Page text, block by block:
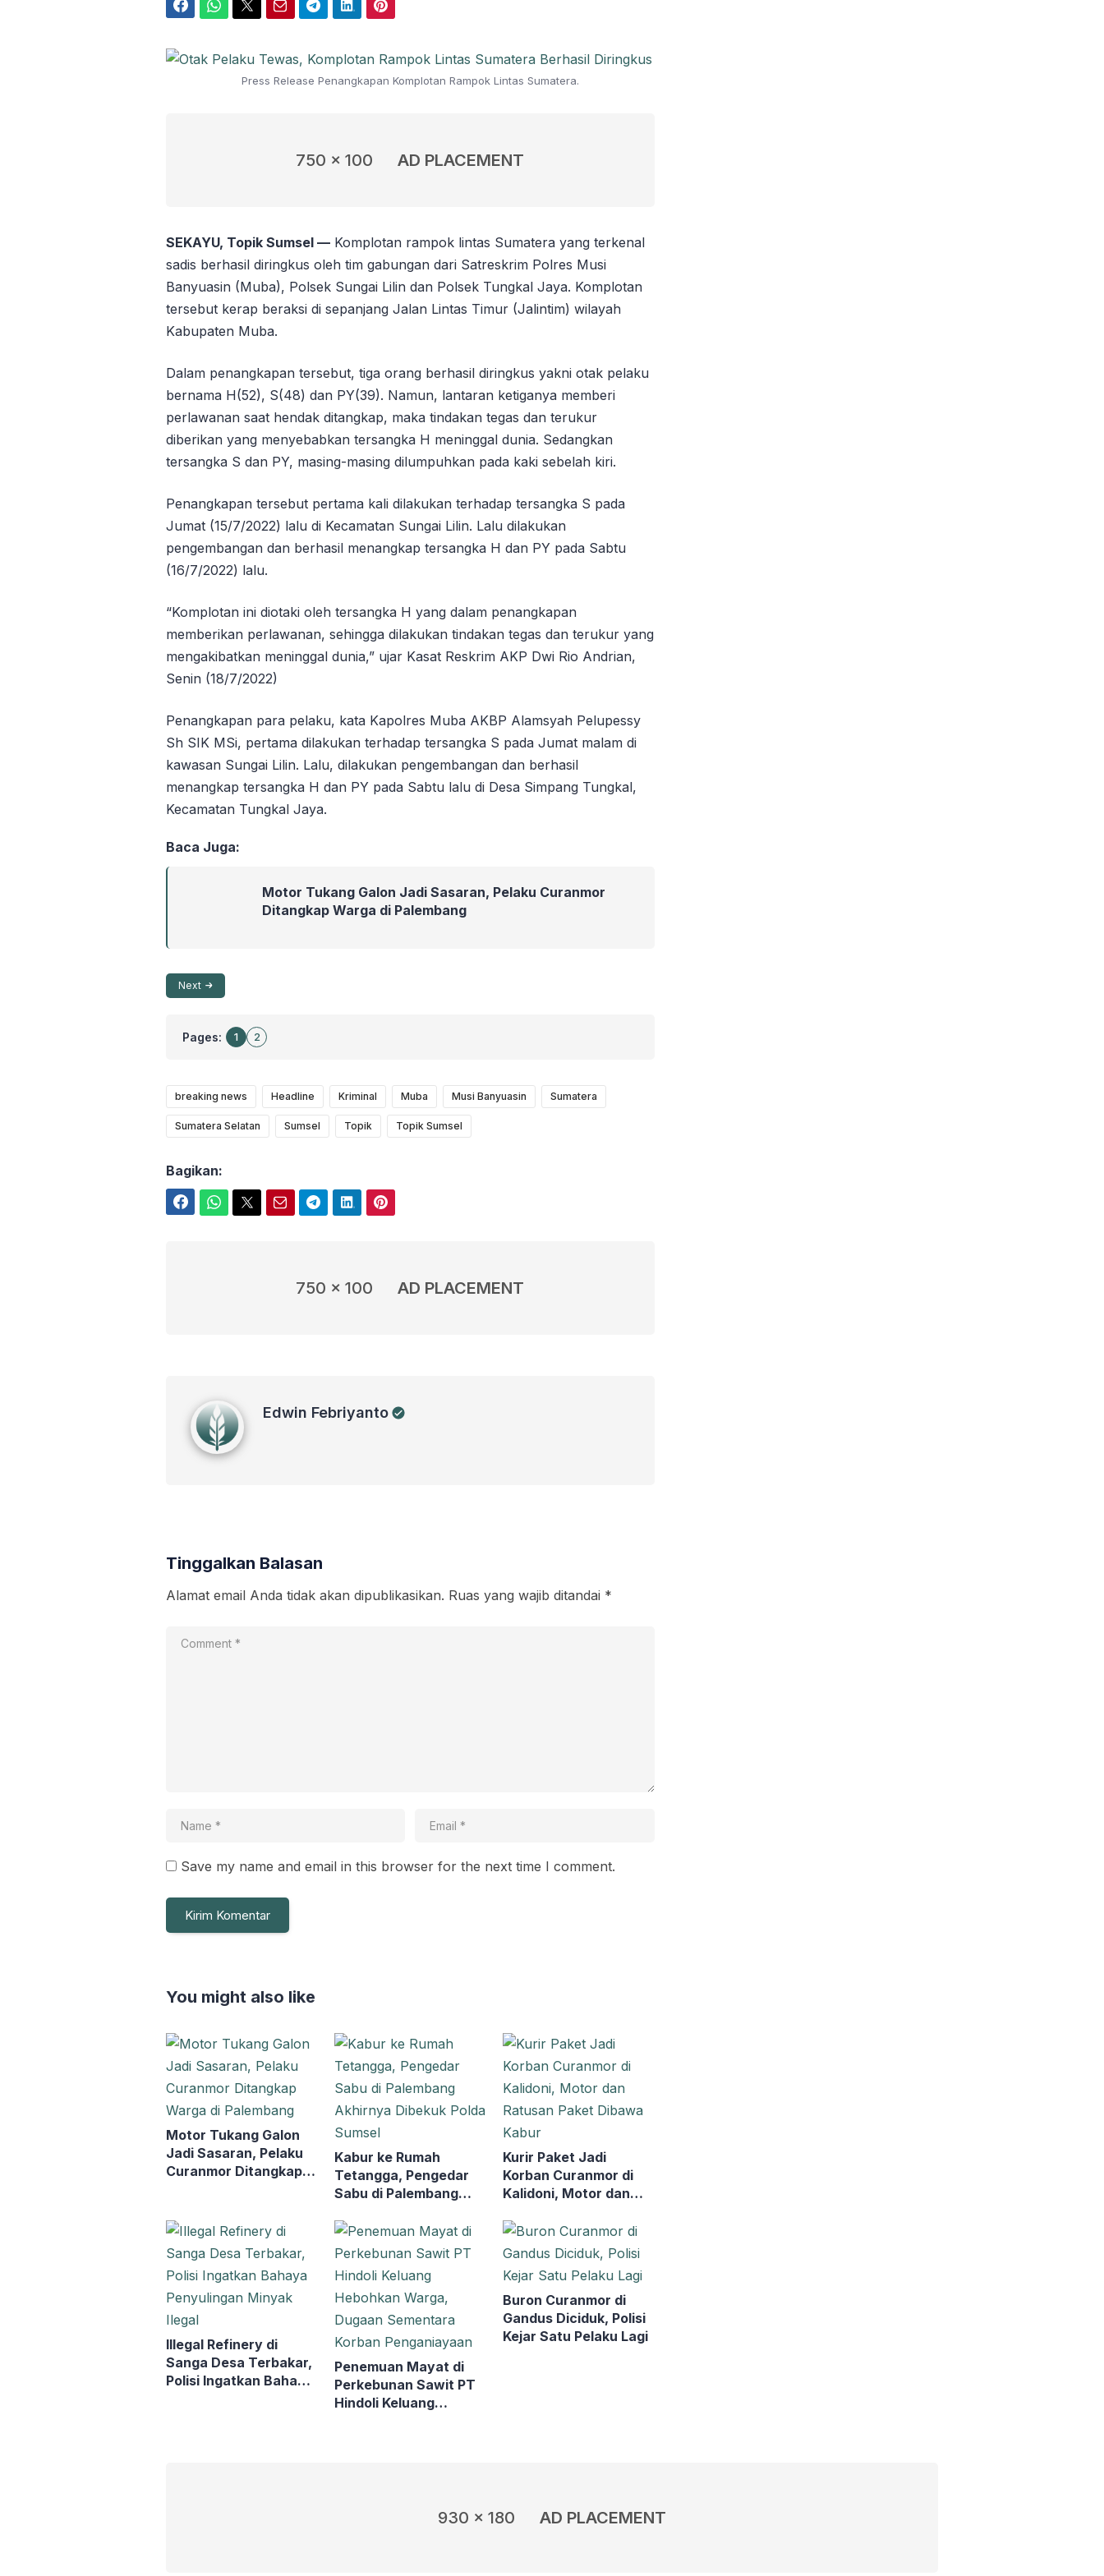
Press Release Penangkapan Komplotan Rampok Lintas Sumatera.
750 x 100 AD PLACEMENT
SEKAYU, Topik Sumsel — Komplotan rampok lintas Sumatera yang terkenal
sadis berhasil diringkus oleh tim gabungan dari Satreskrim Polres Musi
Banyuasin (Muba), Polsek Sungai Lilin dan Polsek Tungkal Jaya. Komplotan
tersebut kerap beraksi di sepanjang Jalan Lintas Timur (Jalintim) wilayah
Kabupaten Muba.
Dalam penangkapan tersebut, tiga orang berhasil diringkus yakni otak pelaku
bernama H(52), S(48) dan PY(39). Namun, lantaran ketiganya memberi
perlawanan saat hendak ditangkap, maka tindakan tegas dan terukur
diberikan yang menyebabkan tersangka H meninggal dunia. Sedangkan
tersangka S dan PY, masing-masing dilumpuhkan pada kaki sebelah kiri.
Penangkapan tersebut pertama kali dilakukan terhadap tersangka S pada
Jumat (15/7/2022) lalu di Kecamatan Sungai Lilin. Lalu dilakukan
pengembangan dan berhasil menangkap tersangka H dan PY pada Sabtu
(16/7/2022) lalu.
“Komplotan ini diotaki oleh tersangka H yang dalam penangkapan
memberikan perlawanan, sehingga dilakukan tindakan tegas dan terukur yang
mengakibatkan meninggal dunia,” ujar Kasat Reskrim AKP Dwi Rio Andrian,
Senin (18/7/2022)
Penangkapan para pelaku, kata Kapolres Muba AKBP Alamsyah Pelupessy
Sh SIK MSi, pertama dilakukan terhadap tersangka S pada Jumat malam di
kawasan Sungai Lilin. Lalu, dilakukan pengembangan dan berhasil
menangkap tersangka H dan PY pada Sabtu lalu di Desa Simpang Tungkal,
Kecamatan Tungkal Jaya.
Baca Juga:
Motor Tukang Galon Jadi Sasaran, Pelaku Curanmor
Ditangkap Warga di Palembang
Next
Pages: 1 2
breaking news Headline Kriminal Muba Musi Banyuasin Sumatera
Sumatera Selatan Sumsel Topik Topik Sumsel
Bagikan:
750 x 100 AD PLACEMENT
Edwin Febriyanto
Tinggalkan Balasan
Alamat email Anda tidak akan dipublikasikan. Ruas yang wajib ditandai *
Save my name and email in this browser for the next time I comment.
You might also like
Motor Tukang Galon
Jadi Sasaran, Pelaku
Curanmor Ditangkap
Kabur ke Rumah
Tetangga, Pengedar
Sabu di Palembang
Polda Sumsel
Kurir Paket Jadi
Korban Curanmor di
Kalidoni, Motor dan
Kabur
Illegal Refinery di
Sanga Desa Terbakar,
Polisi Ingatkan Bahaya
Penemuan Mayat di
Perkebunan Sawit PT
Hindoli Keluang
Buron Curanmor di
Gandus Diciduk, Polisi
Kejar Satu Pelaku Lagi
930 x 180 AD PLACEMENT